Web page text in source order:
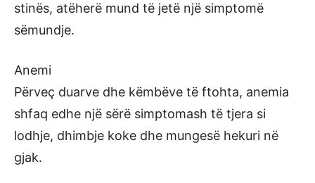
stinës, atëherë mund të jetë një simptomë
sëmundje.
Anemi
Përveç duarve dhe këmbëve të ftohta, anemia
shfaq edhe një sërë simptomash të tjera si
lodhje, dhimbje koke dhe mungesë hekuri në
gjak.